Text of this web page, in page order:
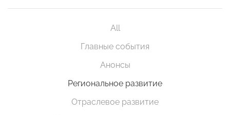
All
Главные события
Анонсы
Региональное развитие
Отраслевое развитие